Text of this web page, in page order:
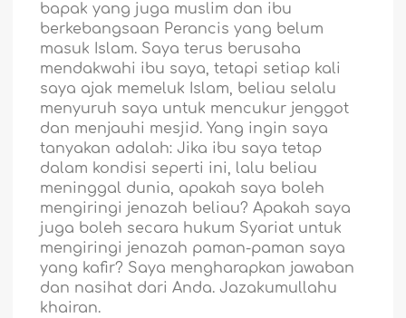
bapak yang juga muslim dan ibu
berkebangsaan Perancis yang belum
masuk Islam. Saya terus berusaha
mendakwahi ibu saya, tetapi setiap kali
saya ajak memeluk Islam, beliau selalu
menyuruh saya untuk mencukur jenggot
dan menjauhi mesjid. Yang ingin saya
tanyakan adalah: Jika ibu saya tetap
dalam kondisi seperti ini, lalu beliau
meninggal dunia, apakah saya boleh
mengiringi jenazah beliau? Apakah saya
juga boleh secara hukum Syariat untuk
mengiringi jenazah paman-paman saya
yang kafir? Saya mengharapkan jawaban
dan nasihat dari Anda. Jazakumullahu
khairan.